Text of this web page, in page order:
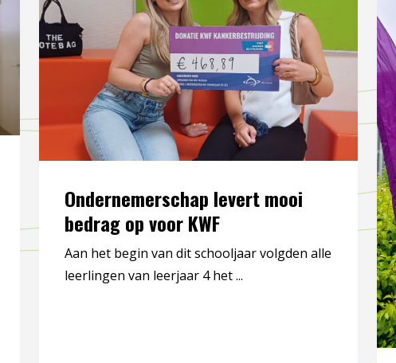
Ondernemerschap levert mooi
bedrag op voor KWF
Aan het begin van dit schooljaar volgden alle
leerlingen van leerjaar 4 het ...